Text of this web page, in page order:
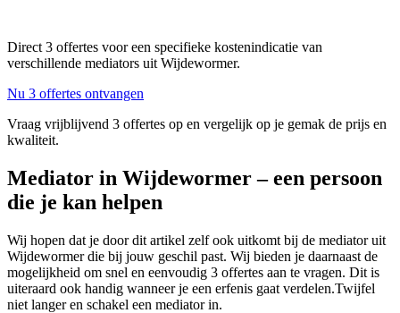
Direct 3 offertes voor een specifieke kostenindicatie van
verschillende mediators uit Wijdewormer.
Nu 3 offertes ontvangen
Vraag vrijblijvend 3 offertes op en vergelijk op je gemak de prijs en
kwaliteit.
Mediator in Wijdewormer – een persoon
die je kan helpen
Wij hopen dat je door dit artikel zelf ook uitkomt bij de mediator uit
Wijdewormer die bij jouw geschil past. Wij bieden je daarnaast de
mogelijkheid om snel en eenvoudig 3 offertes aan te vragen. Dit is
uiteraard ook handig wanneer je een erfenis gaat verdelen.Twijfel
niet langer en schakel een mediator in.